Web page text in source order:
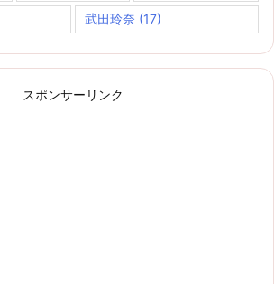
武田玲奈 (17)
スポンサーリンク